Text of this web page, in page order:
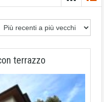
terrazzo